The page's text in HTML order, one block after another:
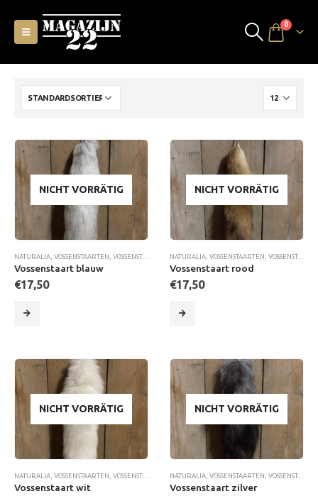
0
NICHT VORRÄTIG
NATURALIA VOSSENSTAARTEN VOSSENSTAARTEN ,WOONACCESSOIRES
Vossenstaart blauw
€17,50
NICHT VORRÄTIG
NATURALIA VOSSENSTAARTEN VOSSENSTAARTEN
Vossenstaart rood
€17,50
NICHT VORRÄTIG
NATURALIA VOSSENSTAARTEN VOSSENSTAARTEN ,WOONACCESSOIRES
Vossenstaart wit
NICHT VORRÄTIG
NATURALIA VOSSENSTAARTEN VOSSENSTAARTEN
Vossenstaart zilver